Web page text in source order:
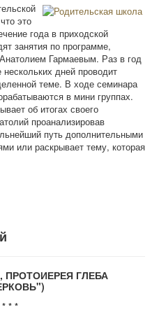
это
года в приходской
занятия по программе,
Гармаевым. Раз в год
дней проводит
теме. В ходе семинара
в мини группах.
об итогах своего
проанализировав
путь дополнительными
или раскрывает тему, которая
ПРОТОИЕРЕЯ ГЛЕБА
* * *